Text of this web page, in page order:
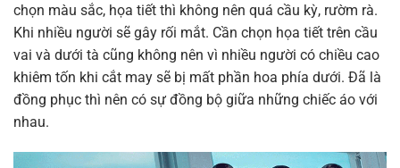
chọn màu sắc, họa tiết thì không nên quá cầu kỳ, rườm rà.
Khi nhiều người sẽ gây rối mắt. Cần chọn họa tiết trên cầu
vai và dưới tà cũng không nên vì nhiều người có chiều cao
khiêm tốn khi cắt may sẽ bị mất phần hoa phía dưới. Đã là
đồng phục thì nên có sự đồng bộ giữa những chiếc áo với
nhau.